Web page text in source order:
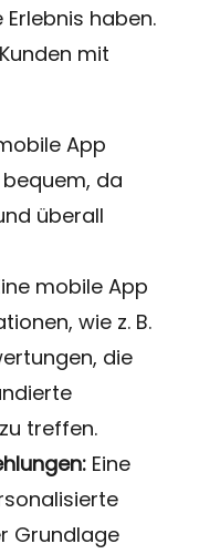
haben.
mit
App
da
überall
mobile App
wie z. B.
die
treffen.
Eine
Grundlage